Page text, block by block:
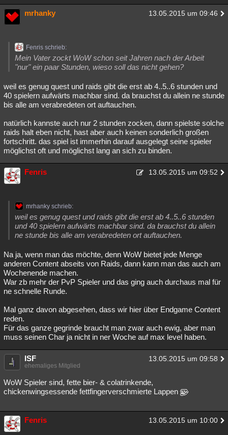
mrhanky 13.05.2015 um 09:46
Fenris schrieb:
Mein Vater zockt WoW schon seit Jahren nach der Arbeit
"nur" ein paar Stunden, wieso soll das nicht gehen?
weil es genug quest und raids gibt die erst ab 4..5..6 stunden und
40 spielern aufwärts machbar sind. da brauchst du allein ne stunde
bis alle am verabredeten ort auftauchen.
natürlich kannste auch nur 2 stunden zocken, dann spielste solche
raids halt eben nicht, hast aber auch keinen sonderlich großen
fortschritt. das spiel ist immerhin darauf ausgelegt seine spieler
möglichst oft und möglichst lang an sich zu binden.
Fenris 13.05.2015 um 09:52
mrhanky schrieb:
weil es genug quest und raids gibt die erst ab 4..5..6 stunden
und 40 spielern aufwärts machbar sind. da brauchst du allein
ne stunde bis alle am verabredeten ort auftauchen.
Na ja, wenn man das möchte, denn WoW bietet jede Menge
anderen Content abseits von Raids, dann kann man das auch am
Wochenende machen.
War zb mehr der PvP Spieler und das ging auch durchaus mal für
ne schnelle Runde.
Mal ganz davon abgesehen, dass wir hier über Endgame Content
reden.
Für das ganze gegrinde braucht man zwar auch ewig, aber man
muss seinen Char ja nicht in ner Woche auf max level haben.
ISF 13.05.2015 um 09:58
ehemaliges Mitglied
WoW Spieler sind, fette bier- & colatrinkende,
chickenwingsessende fettfingerverschmierte Lappen
Fenris 13.05.2015 um 10:00